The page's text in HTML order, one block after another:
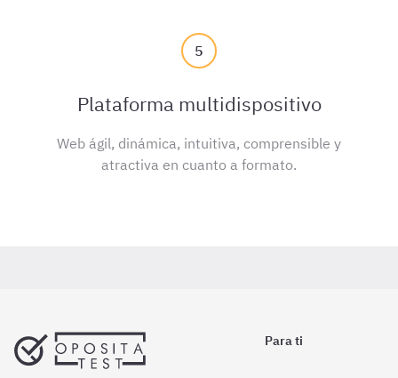
5
Plataforma multidispositivo
Web ágil, dinámica, intuitiva, comprensible y
atractiva en cuanto a formato.
Para ti